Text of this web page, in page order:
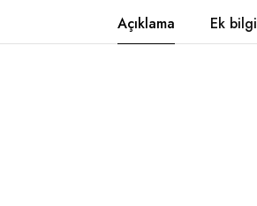
Açıklama Ek bilgi